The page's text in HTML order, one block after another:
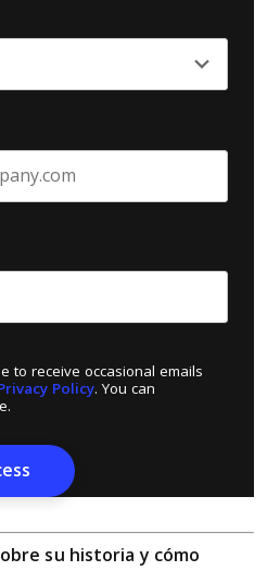
to receive occasional emails
Policy. You can
su historia y cómo